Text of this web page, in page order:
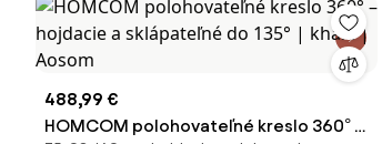
488,99 €
HOMCOM polohovateľné kreslo 360° –